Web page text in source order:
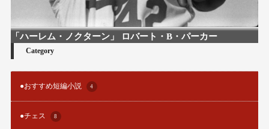
「ハーレム・ノクターン」 ロバート・B・パーカー
Category
●おすすめ短編小説 4
●チェス 8